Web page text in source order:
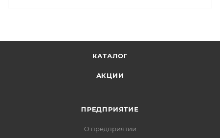
КАТАЛОГ
АКЦИИ
ПРЕДПРИЯТИЕ
О предприятии